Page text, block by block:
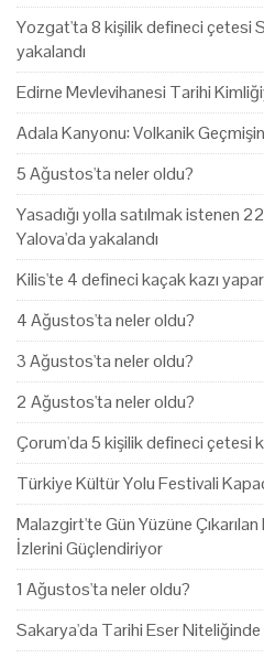
Yozgat'ta 8 kişilik defineci çetesi
yakalandı
Edirne Mevlevihanesi Tarihi
Adala Kanyonu: Volkanik
5 Ağustos'ta neler oldu?
Yasadığı yolla satılmak istenen
Yalova'da yakalandı
Kilis'te 4 defineci kaçak kazı
4 Ağustos'ta neler oldu?
3 Ağustos'ta neler oldu?
2 Ağustos'ta neler oldu?
Çorum'da 5 kişilik defineci çetesi
Türkiye Kültür Yolu Festivali
Malazgirt'te Gün Yüzüne
İzlerini Güçlendiriyor
1 Ağustos'ta neler oldu?
Sakarya'da Tarihi Eser